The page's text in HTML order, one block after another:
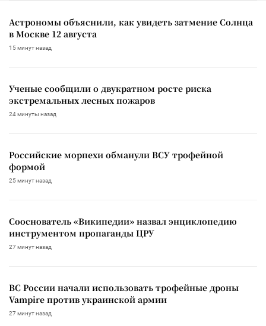
Астрономы объяснили, как увидеть затмение Солнца
в Москве 12 августа
15 минут назад
Ученые сообщили о двукратном росте риска
экстремальных лесных пожаров
24 минуты назад
Российские морпехи обманули ВСУ трофейной
формой
25 минут назад
Сооснователь «Википедии» назвал энциклопедию
инструментом пропаганды ЦРУ
27 минут назад
ВС России начали использовать трофейные дроны
Vampire против украинской армии
27 минут назад